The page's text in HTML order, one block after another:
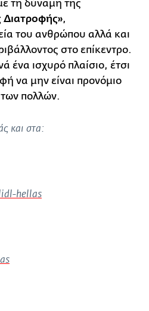
τη δύναμη της
Διατροφής»,
του ανθρώπου αλλά και
στο επίκεντρο.
ένα ισχυρό πλαίσιο, έτσι
να μην είναι προνόμιο
πολλών.
και στα:
hellas